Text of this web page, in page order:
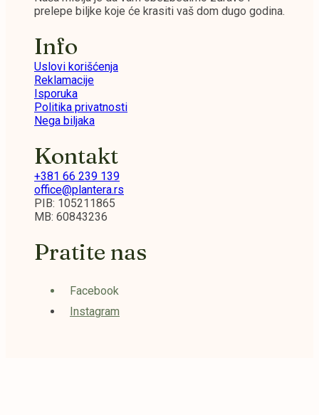
prelepe biljke koje će krasiti vaš dom dugo godina.
Info
Uslovi korišćenja
Reklamacije
Isporuka
Politika privatnosti
Nega biljaka
Kontakt
+381 66 239 139
office@plantera.rs
PIB: 105211865
MB: 60843236
Pratite nas
Facebook
Instagram